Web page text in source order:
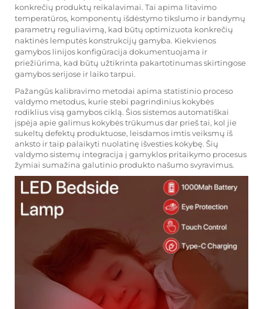
konkrečių produktų reikalavimai. Tai apima litavimo
temperatūros, komponentų išdėstymo tikslumo ir bandymų
parametrų reguliavimą, kad būtų optimizuota konkrečių
naktinės lemputės konstrukcijų gamyba. Kiekvienos
gamybos linijos konfigūracija dokumentuojama ir
priežiūrima, kad būtų užtikrinta pakartotinumas skirtingose
gamybos serijose ir laiko tarpui.
Pažangūs kalibravimo metodai apima statistinio proceso
valdymo metodus, kurie stebi pagrindinius kokybės
rodiklius visą gamybos ciklą. Šios sistemos automatiškai
įspėja apie galimus kokybės trūkumus dar prieš tai, kol jie
sukeltų defektų produktuose, leisdamos imtis veiksmų iš
anksto ir taip palaikyti nuolatinę išvesties kokybę. Šių
valdymo sistemų integracija į gamyklos pritaikymo procesus
žymiai sumažina galutinio produkto našumo svyravimus.